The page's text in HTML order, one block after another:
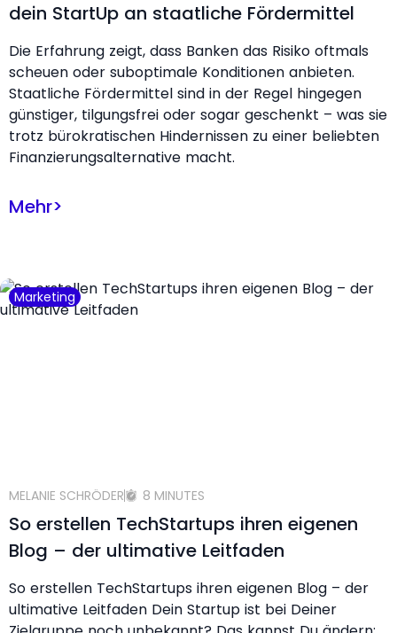
dein StartUp an staatliche Fördermittel
Die Erfahrung zeigt, dass Banken das Risiko oftmals
scheuen oder suboptimale Konditionen anbieten.
Staatliche Fördermittel sind in der Regel hingegen
günstiger, tilgungsfrei oder sogar geschenkt – was sie
trotz bürokratischen Hindernissen zu einer beliebten
Finanzierungsalternative macht.
Mehr>
Marketing
MELANIE SCHRÖDER 8 MINUTES
So erstellen TechStartups ihren eigenen
Blog – der ultimative Leitfaden
So erstellen TechStartups ihren eigenen Blog – der
ultimative Leitfaden Dein Startup ist bei Deiner